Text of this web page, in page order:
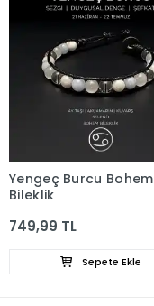
Yengeç Burcu Bohem
Bileklik
749,99 TL
Sepete Ekle